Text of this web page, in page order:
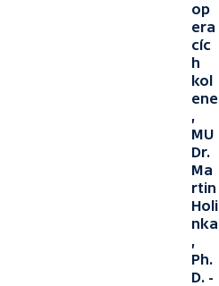
op
era
cíc
h
kol
ene
,
MU
Dr.
Ma
rtin
Holi
nka
,
Ph.
D. -